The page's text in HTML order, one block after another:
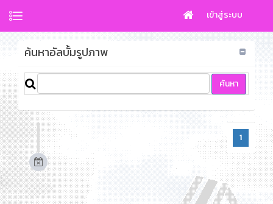
เข้าสู่ระบบ
ค้นหาอัลบั้มรูปภาพ
1